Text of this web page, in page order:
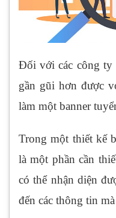
Đối với các công ty
gần gũi hơn được
làm một banner
Trong một thiết kế
là một phần cần
có thể nhận diện
đến các thông tin